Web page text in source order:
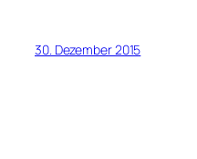
30. Dezember 2015